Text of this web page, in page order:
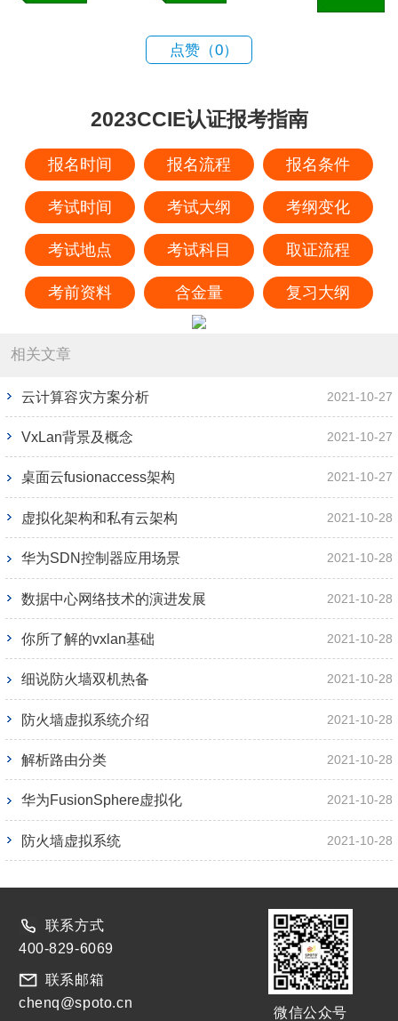
点赞（0）
2023CCIE认证报考指南
报名时间 报名流程 报名条件
考试时间 考试大纲 考纲变化
考试地点 考试科目 取证流程
考前资料 含金量 复习大纲
相关文章
云计算容灾方案分析 2021-10-27
VxLan背景及概念 2021-10-27
桌面云fusionaccess架构 2021-10-27
虚拟化架构和私有云架构 2021-10-28
华为SDN控制器应用场景 2021-10-28
数据中心网络技术的演进发展 2021-10-28
你所了解的vxlan基础 2021-10-28
细说防火墙双机热备 2021-10-28
防火墙虚拟系统介绍 2021-10-28
解析路由分类 2021-10-28
华为FusionSphere虚拟化 2021-10-28
防火墙虚拟系统 2021-10-28
联系方式
400-829-6069
联系邮箱
chenq@spoto.cn
微信公众号